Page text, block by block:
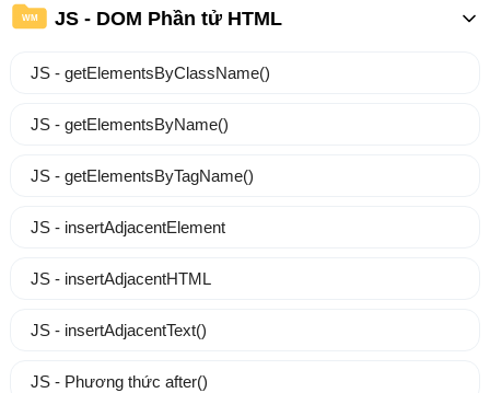
WM JS - DOM Phần tử HTML
JS - getElementsByClassName()
JS - getElementsByName()
JS - getElementsByTagName()
JS - insertAdjacentElement
JS - insertAdjacentHTML
JS - insertAdjacentText()
JS - Phương thức after()